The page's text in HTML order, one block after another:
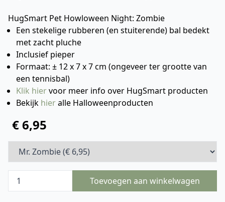
HugSmart Pet Howloween Night: Zombie
Een stekelige rubberen (en stuiterende) bal bedekt
met zacht pluche
Inclusief pieper
Formaat: ± 12 x 7 x 7 cm (ongeveer ter grootte van
een tennisbal)
Klik hiervoor meer info over HugSmart producten
Bekijk hieralle Halloweenproducten
€ 6,95
Toevoegen aan winkelwagen